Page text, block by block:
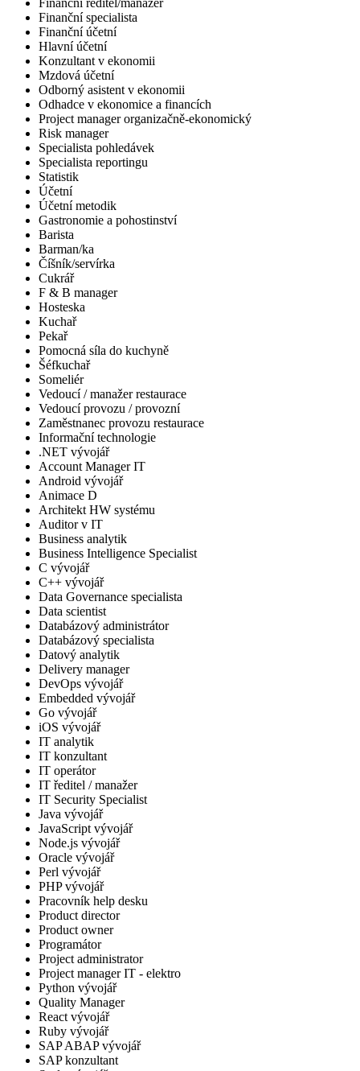
Finanční ředitel/manažer
Finanční specialista
Finanční účetní
Hlavní účetní
Konzultant v ekonomii
Mzdová účetní
Odborný asistent v ekonomii
Odhadce v ekonomice a financích
Project manager organizačně-ekonomický
Risk manager
Specialista pohledávek
Specialista reportingu
Statistik
Účetní
Účetní metodik
Gastronomie a pohostinství
Barista
Barman/ka
Číšník/servírka
Cukrář
F & B manager
Hosteska
Kuchař
Pekař
Pomocná síla do kuchyně
Šéfkuchař
Someliér
Vedoucí / manažer restaurace
Vedoucí provozu / provozní
Zaměstnanec provozu restaurace
Informační technologie
.NET vývojář
Account Manager IT
Android vývojář
Animace D
Architekt HW systému
Auditor v IT
Business analytik
Business Intelligence Specialist
C vývojář
C++ vývojář
Data Governance specialista
Data scientist
Databázový administrátor
Databázový specialista
Datový analytik
Delivery manager
DevOps vývojář
Embedded vývojář
Go vývojář
iOS vývojář
IT analytik
IT konzultant
IT operátor
IT ředitel / manažer
IT Security Specialist
Java vývojář
JavaScript vývojář
Node.js vývojář
Oracle vývojář
Perl vývojář
PHP vývojář
Pracovník help desku
Product director
Product owner
Programátor
Project administrator
Project manager IT - elektro
Python vývojář
Quality Manager
React vývojář
Ruby vývojář
SAP ABAP vývojář
SAP konzultant